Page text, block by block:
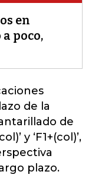
en
poco,
de la
de
y ‘F1+(col)’,
plazo.